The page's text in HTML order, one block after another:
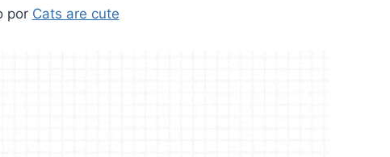
por Cats are cute